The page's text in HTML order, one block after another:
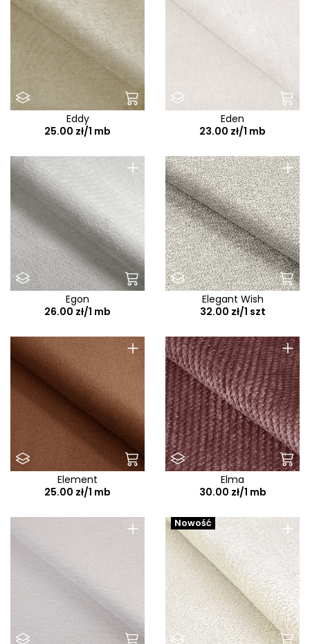
Eddy
25.00 zł/1 mb
Eden
23.00 zł/1 mb
+
Egon
26.00 zł/1 mb
+
Elegant Wish
32.00 zł/1 szt
+
Element
25.00 zł/1 mb
+
Elma
30.00 zł/1 mb
+ +
Nowość